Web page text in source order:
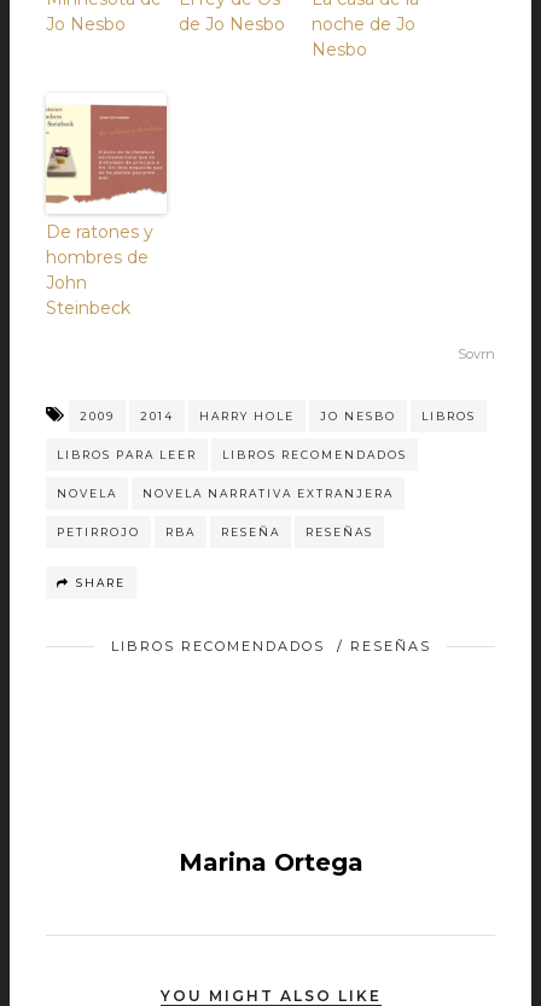
Jo Nesbo
de Jo Nesbo
noche de Jo
Nesbo
De ratones y
hombres de
John
Steinbeck
Sovrn
2009 2014 HARRY HOLE JO NESBO LIBROS
LIBROS PARA LEER LIBROS RECOMENDADOS
NOVELA NOVELA NARRATIVA EXTRANJERA
PETIRROJO RBA RESEÑA RESEÑAS
SHARE
LIBROS RECOMENDADOS / RESEÑAS
Marina Ortega
YOU MIGHT ALSO LIKE